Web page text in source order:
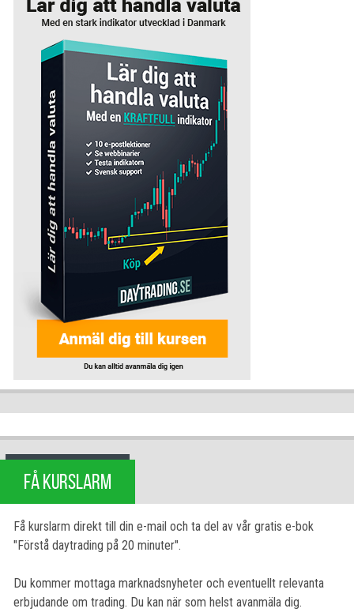
FÅ KURSLARM
Få kurslarm direkt till din e-mail och ta del av vår gratis e-bok
"Förstå daytrading på 20 minuter".
Du kommer mottaga marknadsnyheter och eventuellt relevanta
erbjudande om trading. Du kan när som helst avanmäla dig.